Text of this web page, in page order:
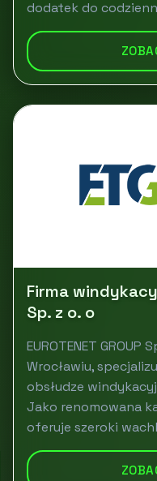
dodatek do
Firma
Sp. z o. o
EUROTENET GROUP
Wrocławiu,
obsłudze
Jako renomowana
oferuje szeroki